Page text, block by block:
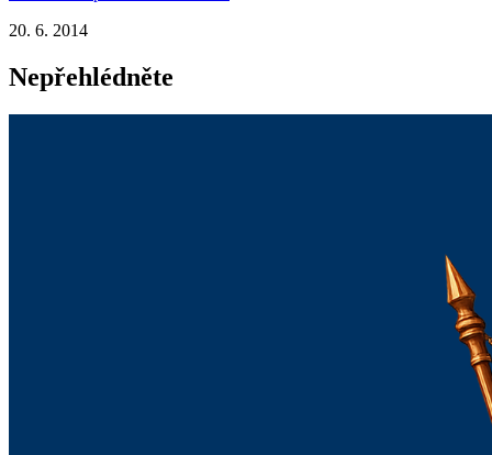
20. 6. 2014
Nepřehlédněte